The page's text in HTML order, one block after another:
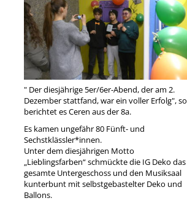
" Der diesjährige 5er/6er-Abend, der am 2.
Dezember stattfand, war ein voller Erfolg", so
berichtet es Ceren aus der 8a.
Es kamen ungefähr 80 Fünft- und
Sechstklässler*innen.
Unter dem diesjährigen Motto
„Lieblingsfarben“ schmückte die IG Deko das
gesamte Untergeschoss und den Musiksaal
kunterbunt mit selbstgebastelter Deko und
Ballons.